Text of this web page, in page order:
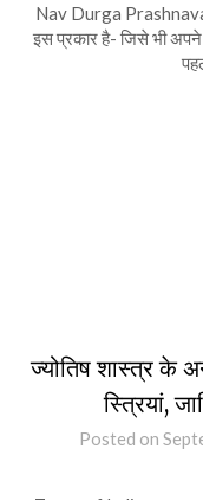
Nav Durga
इस प्रकार है- जिसे भी अपने
ज्योतिष शास्त्र के
स्त्रियां,
Posted on